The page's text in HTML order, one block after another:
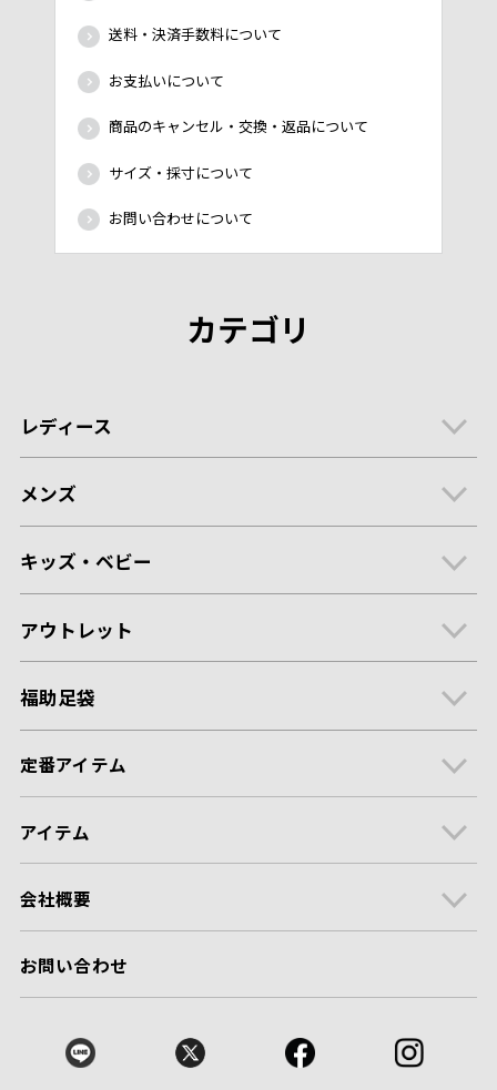
送料・決済手数料について
お支払いについて
商品のキャンセル・交換・返品について
サイズ・採寸について
お問い合わせについて
カテゴリ
レディース
メンズ
キッズ・ベビー
アウトレット
福助足袋
定番アイテム
アイテム
会社概要
お問い合わせ